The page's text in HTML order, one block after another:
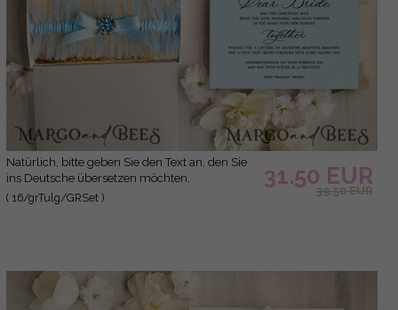
Natürlich, bitte geben Sie den Text an, den Sie
ins Deutsche übersetzen möchten.
( 16/grTulg/GRSet )
31.50 EUR
39.50 EUR